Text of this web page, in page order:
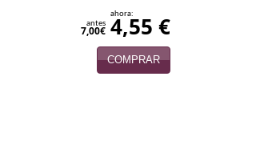
antes
7,00€
ahora:
4,55 €
COMPRAR